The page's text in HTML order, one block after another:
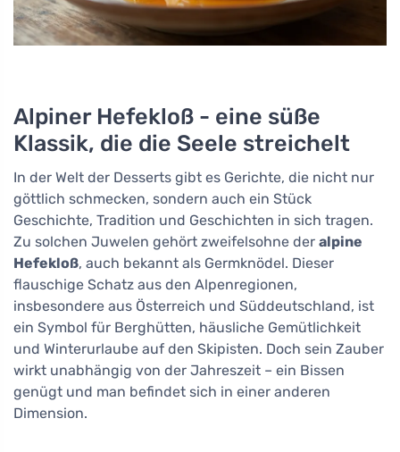
Alpiner Hefekloß - eine süße
Klassik, die die Seele streichelt
In der Welt der Desserts gibt es Gerichte, die nicht nur
göttlich schmecken, sondern auch ein Stück
Geschichte, Tradition und Geschichten in sich tragen.
Zu solchen Juwelen gehört zweifelsohne der alpine
Hefekloß, auch bekannt als Germknödel. Dieser
flauschige Schatz aus den Alpenregionen,
insbesondere aus Österreich und Süddeutschland, ist
ein Symbol für Berghütten, häusliche Gemütlichkeit
und Winterurlaube auf den Skipisten. Doch sein Zauber
wirkt unabhängig von der Jahreszeit – ein Bissen
genügt und man befindet sich in einer anderen
Dimension.